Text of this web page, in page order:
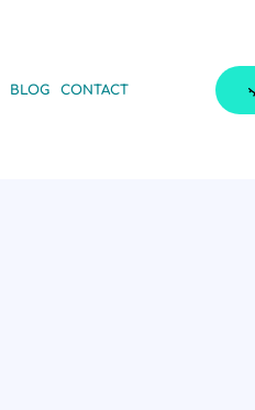
BLOG CONTACT